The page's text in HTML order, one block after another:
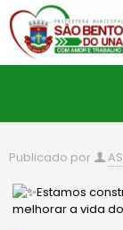
Publicado por
Estamos
melhorar a vida